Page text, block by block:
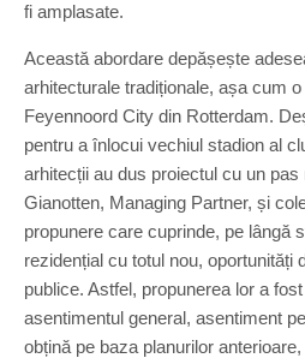
fi amplasate.
Această abordare depășește
arhitecturale tradiționale, așa cum
Feyennoord City din Rotterdam.
pentru a înlocui vechiul stadion al
arhitecții au dus proiectul cu un
Gianotten, Managing Partner, și
propunere care cuprinde, pe lângă
rezidențial cu totul nou, oportunități
publice. Astfel, propunerea lor a
asentimentul general, asentiment
obțină pe baza planurilor